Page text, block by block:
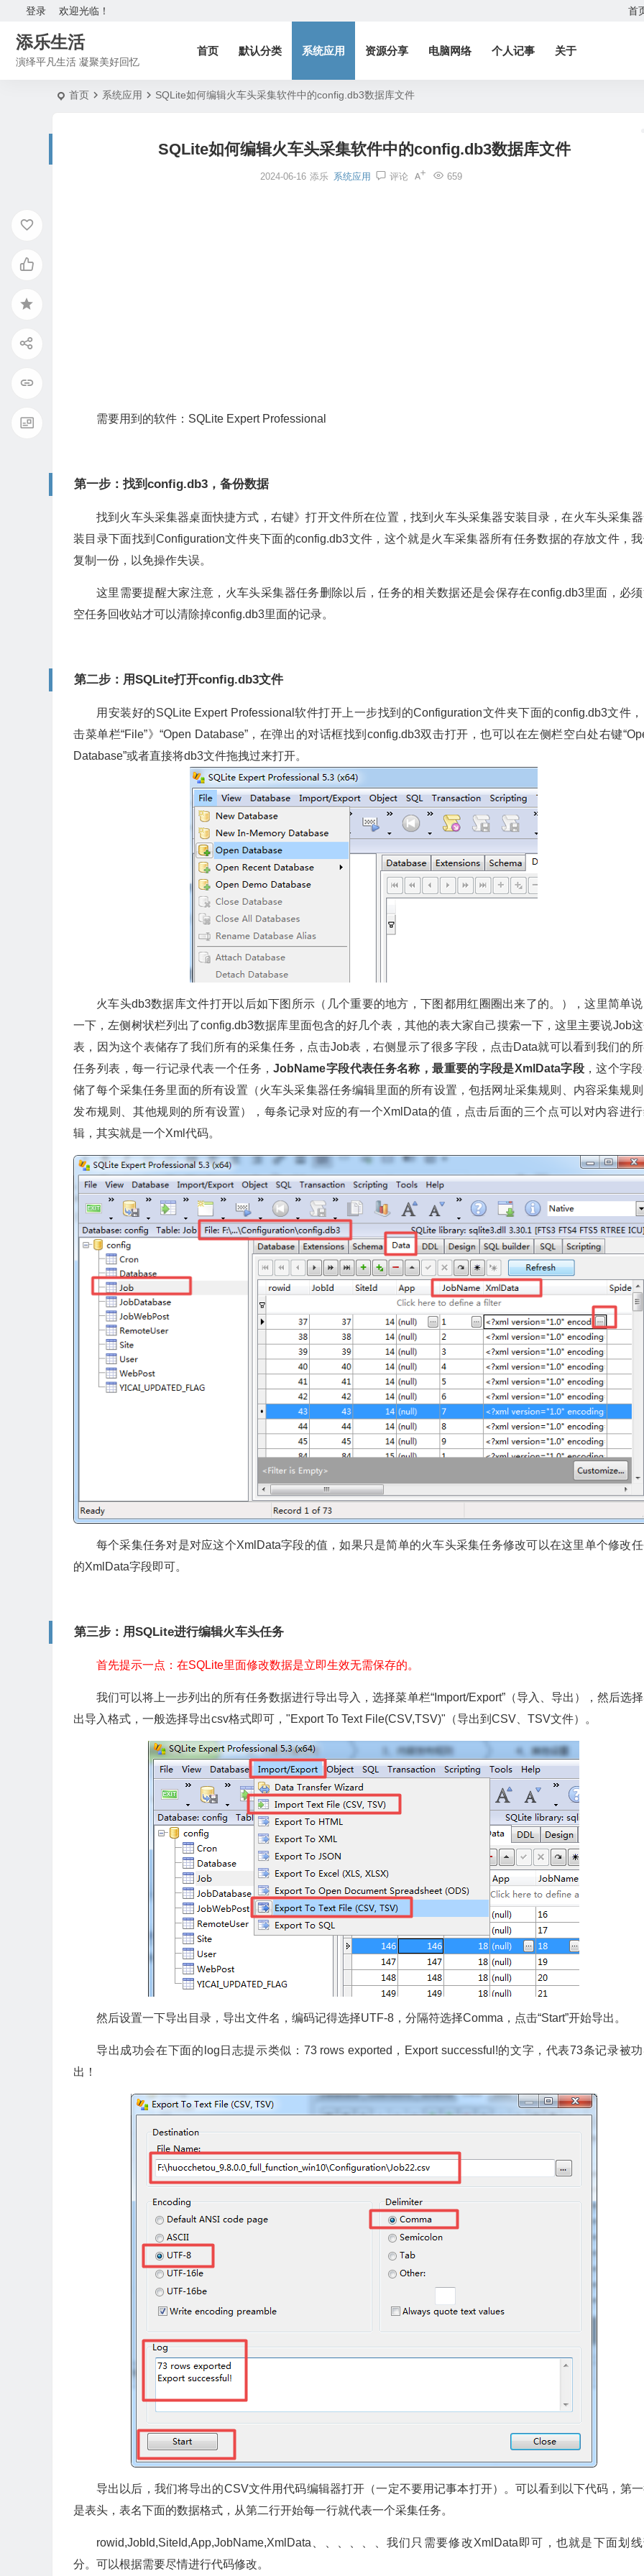
欢迎光临！
登录 首
添乐生活
演绎平凡生活 凝聚美好回忆
首页 默认分类 系统应用 资源分享 电脑网络 个人记事 关于
首页 系统应用 SQLite如何编辑火车头采集软件中的config.db3数据库文件
SQLite如何编辑火车头采集软件中的config.db3数据库文件
2024-06-16 添乐 系统应用 评论 659
需要用到的软件：SQLite Expert Professional
第一步：找到config.db3，备份数据
找到火车头采集器桌面快捷方式，右键》打开文件所在位置，找到火车头采集器安装目录，在火车头采集
装目录下面找到Configuration文件夹下面的config.db3文件，这个就是火车采集器所有任务数据的存放文件，
复制一份，以免操作失误。
这里需要提醒大家注意，火车头采集器任务删除以后，任务的相关数据还是会保存在config.db3里面，必
空任务回收站才可以清除掉config.db3里面的记录。
第二步：用SQLite打开config.db3文件
用安装好的SQLite Expert Professional软件打开上一步找到的Configuration文件夹下面的config.db3文件
击菜单栏“File”》“Open Database”，在弹出的对话框找到config.db3双击打开，也可以在左侧栏空白处右键
Database”或者直接将db3文件拖拽过来打开。
火车头db3数据库文件打开以后如下图所示（几个重要的地方，下图都用红圈圈出来了的。），这里简单
一下，左侧树状栏列出了config.db3数据库里面包含的好几个表，其他的表大家自己摸索一下，这里主要说Job
表，因为这个表储存了我们所有的采集任务，点击Job表，右侧显示了很多字段，点击Data就可以看到我们的
任务列表，每一行记录代表一个任务，JobName字段代表任务名称，最重要的字段是XmlData字段，这个字
储了每个采集任务里面的所有设置（火车头采集器任务编辑里面的所有设置，包括网址采集规则、内容采集规
发布规则、其他规则的所有设置），每条记录对应的有一个XmlData的值，点击后面的三个点可以对内容进
辑，其实就是一个Xml代码。
每个采集任务对是对应这个XmlData字段的值，如果只是简单的火车头采集任务修改可以在这里单个修改
的XmlData字段即可。
第三步：用SQLite进行编辑火车头任务
首先提示一点：在SQLite里面修改数据是立即生效无需保存的。
我们可以将上一步列出的所有任务数据进行导出导入，选择菜单栏“Import/Export”（导入、导出），然后选
出导入格式，一般选择导出csv格式即可，"Export To Text File(CSV,TSV)"（导出到CSV、TSV文件）。
然后设置一下导出目录，导出文件名，编码记得选择UTF-8，分隔符选择Comma，点击“Start”开始导出。
导出成功会在下面的log日志提示类似：73 rows exported，Export successful!的文字，代表73条记录被
出！
导出以后，我们将导出的CSV文件用代码编辑器打开（一定不要用记事本打开）。可以看到以下代码，第
是表头，表名下面的数据格式，从第二行开始每一行就代表一个采集任务。
rowid,JobId,SiteId,App,JobName,XmlData、、、、、、我们只需要修改XmlData即可，也就是下面划
分。可以根据需要尽情进行代码修改。